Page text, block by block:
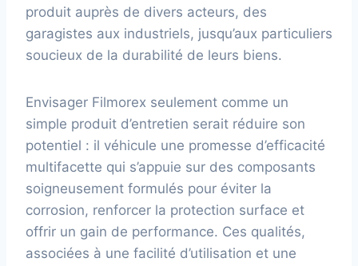
produit auprès de divers acteurs, des
garagistes aux industriels, jusqu’aux particuliers
soucieux de la durabilité de leurs biens.
Envisager Filmorex seulement comme un
simple produit d’entretien serait réduire son
potentiel : il véhicule une promesse d’efficacité
multifacette qui s’appuie sur des composants
soigneusement formulés pour éviter la
corrosion, renforcer la protection surface et
offrir un gain de performance. Ces qualités,
associées à une facilité d’utilisation et une